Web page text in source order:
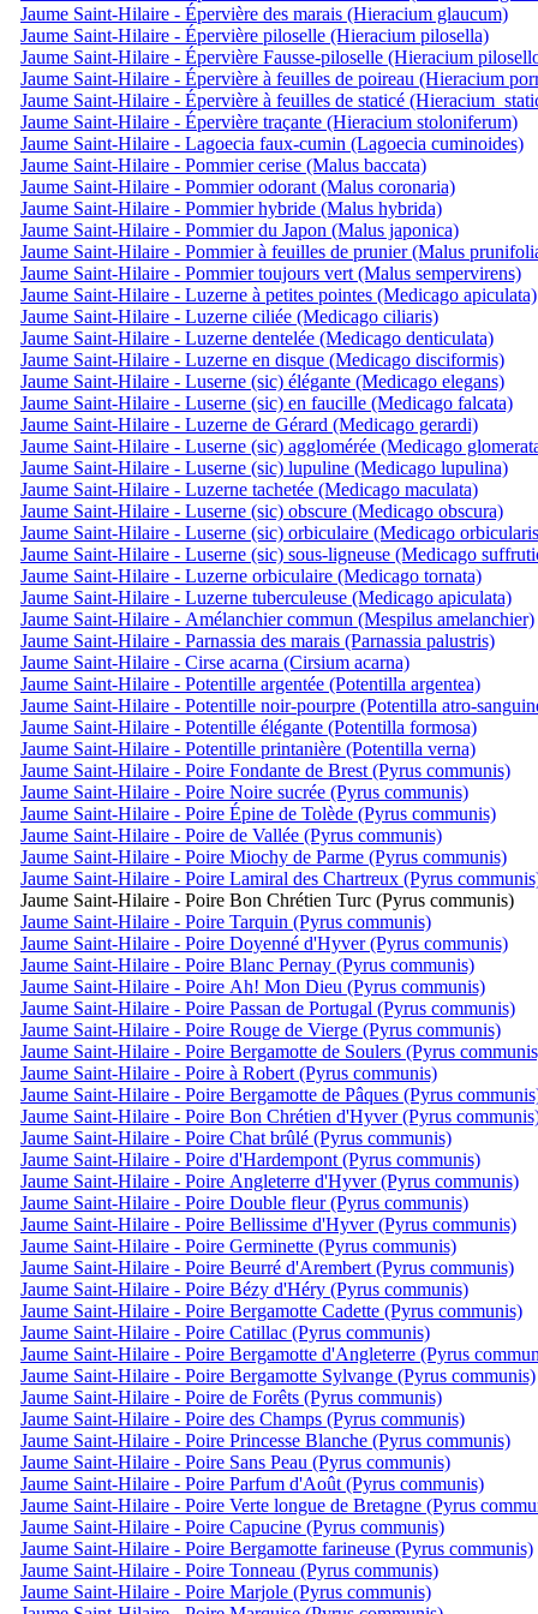
Jaume Saint-Hilaire - Épervière des marais (Hieracium glaucum)
Jaume Saint-Hilaire - Épervière piloselle (Hieracium pilosella)
Jaume Saint-Hilaire - Épervière Fausse-piloselle (Hieracium
Jaume Saint-Hilaire - Épervière à feuilles de poireau (Hieracium
Jaume Saint-Hilaire - Épervière à feuilles de staticé
Jaume Saint-Hilaire - Épervière traçante (Hieracium stoloniferum)
Jaume Saint-Hilaire - Lagoecia faux-cumin (Lagoecia cuminoides)
Jaume Saint-Hilaire - Pommier cerise (Malus baccata)
Jaume Saint-Hilaire - Pommier odorant (Malus coronaria)
Jaume Saint-Hilaire - Pommier hybride (Malus hybrida)
Jaume Saint-Hilaire - Pommier du Japon (Malus japonica)
Jaume Saint-Hilaire - Pommier à feuilles de prunier (Malus
Jaume Saint-Hilaire - Pommier toujours vert (Malus sempervirens)
Jaume Saint-Hilaire - Luzerne à petites pointes (Medicago apiculata)
Jaume Saint-Hilaire - Luzerne ciliée (Medicago ciliaris)
Jaume Saint-Hilaire - Luzerne dentelée (Medicago denticulata)
Jaume Saint-Hilaire - Luzerne en disque (Medicago disciformis)
Jaume Saint-Hilaire - Luserne (sic) élégante (Medicago elegans)
Jaume Saint-Hilaire - Luserne (sic) en faucille (Medicago falcata)
Jaume Saint-Hilaire - Luzerne de Gérard (Medicago gerardi)
Jaume Saint-Hilaire - Luserne (sic) agglomérée (Medicago
Jaume Saint-Hilaire - Luserne (sic) lupuline (Medicago lupulina)
Jaume Saint-Hilaire - Luzerne tachetée (Medicago maculata)
Jaume Saint-Hilaire - Luserne (sic) obscure (Medicago obscura)
Jaume Saint-Hilaire - Luserne (sic) orbiculaire (Medicago
Jaume Saint-Hilaire - Luserne (sic) sous-ligneuse (Medicago
Jaume Saint-Hilaire - Luzerne orbiculaire (Medicago tornata)
Jaume Saint-Hilaire - Luzerne tuberculeuse (Medicago apiculata)
Jaume Saint-Hilaire - Amélanchier commun (Mespilus amelanchier)
Jaume Saint-Hilaire - Parnassia des marais (Parnassia palustris)
Jaume Saint-Hilaire - Cirse acarna (Cirsium acarna)
Jaume Saint-Hilaire - Potentille argentée (Potentilla argentea)
Jaume Saint-Hilaire - Potentille noir-pourpre (Potentilla atro-
Jaume Saint-Hilaire - Potentille élégante (Potentilla formosa)
Jaume Saint-Hilaire - Potentille printanière (Potentilla verna)
Jaume Saint-Hilaire - Poire Fondante de Brest (Pyrus communis)
Jaume Saint-Hilaire - Poire Noire sucrée (Pyrus communis)
Jaume Saint-Hilaire - Poire Épine de Tolède (Pyrus communis)
Jaume Saint-Hilaire - Poire de Vallée (Pyrus communis)
Jaume Saint-Hilaire - Poire Miochy de Parme (Pyrus communis)
Jaume Saint-Hilaire - Poire Lamiral des Chartreux (Pyrus
Jaume Saint-Hilaire - Poire Bon Chrétien Turc (Pyrus communis)
Jaume Saint-Hilaire - Poire Tarquin (Pyrus communis)
Jaume Saint-Hilaire - Poire Doyenné d'Hyver (Pyrus communis)
Jaume Saint-Hilaire - Poire Blanc Pernay (Pyrus communis)
Jaume Saint-Hilaire - Poire Ah! Mon Dieu (Pyrus communis)
Jaume Saint-Hilaire - Poire Passan de Portugal (Pyrus communis)
Jaume Saint-Hilaire - Poire Rouge de Vierge (Pyrus communis)
Jaume Saint-Hilaire - Poire Bergamotte de Soulers (Pyrus
Jaume Saint-Hilaire - Poire à Robert (Pyrus communis)
Jaume Saint-Hilaire - Poire Bergamotte de Pâques (Pyrus
Jaume Saint-Hilaire - Poire Bon Chrétien d'Hyver (Pyrus
Jaume Saint-Hilaire - Poire Chat brûlé (Pyrus communis)
Jaume Saint-Hilaire - Poire d'Hardempont (Pyrus communis)
Jaume Saint-Hilaire - Poire Angleterre d'Hyver (Pyrus communis)
Jaume Saint-Hilaire - Poire Double fleur (Pyrus communis)
Jaume Saint-Hilaire - Poire Bellissime d'Hyver (Pyrus communis)
Jaume Saint-Hilaire - Poire Germinette (Pyrus communis)
Jaume Saint-Hilaire - Poire Beurré d'Arembert (Pyrus communis)
Jaume Saint-Hilaire - Poire Bézy d'Héry (Pyrus communis)
Jaume Saint-Hilaire - Poire Bergamotte Cadette (Pyrus communis)
Jaume Saint-Hilaire - Poire Catillac (Pyrus communis)
Jaume Saint-Hilaire - Poire Bergamotte d'Angleterre (Pyrus
Jaume Saint-Hilaire - Poire Bergamotte Sylvange (Pyrus communis)
Jaume Saint-Hilaire - Poire de Forêts (Pyrus communis)
Jaume Saint-Hilaire - Poire des Champs (Pyrus communis)
Jaume Saint-Hilaire - Poire Princesse Blanche (Pyrus communis)
Jaume Saint-Hilaire - Poire Sans Peau (Pyrus communis)
Jaume Saint-Hilaire - Poire Parfum d'Août (Pyrus communis)
Jaume Saint-Hilaire - Poire Verte longue de Bretagne (Pyrus
Jaume Saint-Hilaire - Poire Capucine (Pyrus communis)
Jaume Saint-Hilaire - Poire Bergamotte farineuse (Pyrus communis)
Jaume Saint-Hilaire - Poire Tonneau (Pyrus communis)
Jaume Saint-Hilaire - Poire Marjole (Pyrus communis)